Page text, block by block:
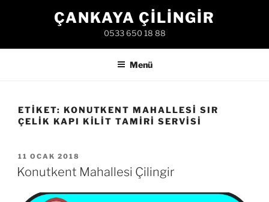
ÇANKAYA ÇILINGIR
0533 650 18 88
Menü
ETIKET: KONUTKENT MAHALLESI SIR
ÇELIK KAPI KILIT TAMIRI SERVISI
YAYIM
TARIHI
11 OCAK 2018
Konutkent Mahallesi Çilingir